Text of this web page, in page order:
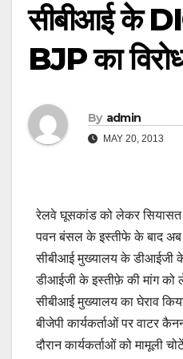
सीबीआई के
BJP का
By admin
MAY 20, 2013
रेलवे घूसकांड को लेकर सियासत
पवन बंसल के इस्तीफे के बाद अब
सीबीआई मुख्यालय के डीआईजी के
डीआईजी के इस्तीफ़े की मांग को
सीबीआई मुख्यालय का घेराव
बीजेपी कार्यकर्ताओं पर वाटर
दौरान कार्यकर्ताओं को मामूली